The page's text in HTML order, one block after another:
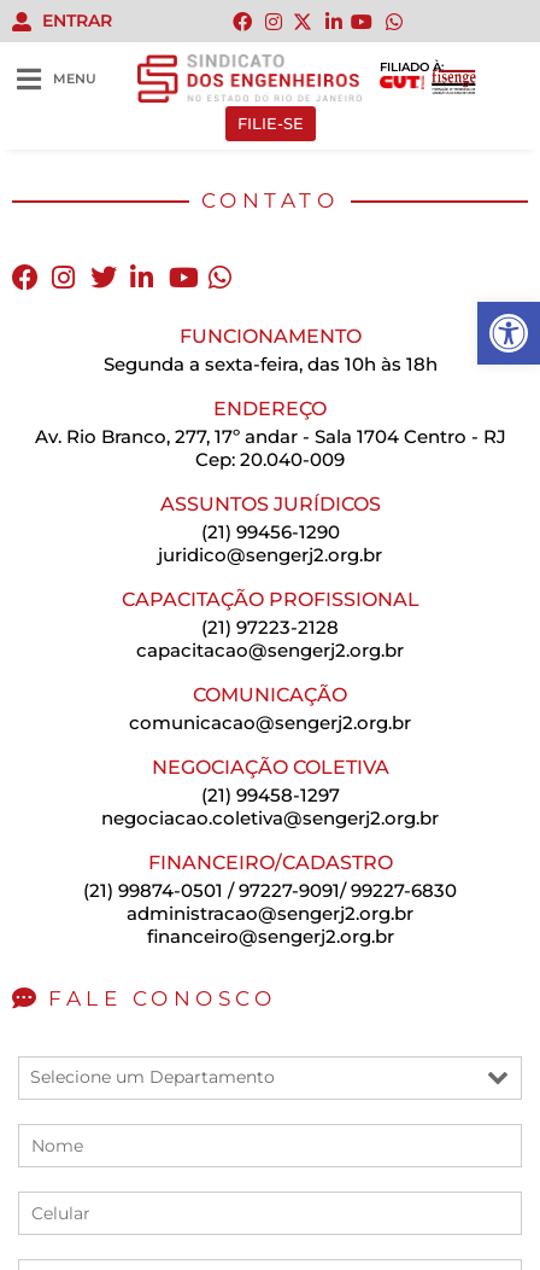
Abrir
ENTRAR
MENU
FILIADO À:
FILIE-SE
CONTATO
FUNCIONAMENTO
Segunda a sexta-feira, das 10h às 18h
ENDEREÇO
Av. Rio Branco, 277, 17º andar - Sala 1704 Centro - RJ
Cep: 20.040-009
ASSUNTOS JURÍDICOS
(21) 99456-1290
juridico@sengerj2.org.br
CAPACITAÇÃO PROFISSIONAL
(21) 97223-2128
capacitacao@sengerj2.org.br
COMUNICAÇÃO
comunicacao@sengerj2.org.br
NEGOCIAÇÃO COLETIVA
(21) 99458-1297
negociacao.coletiva@sengerj2.org.br
FINANCEIRO/CADASTRO
(21) 99874-0501 / 97227-9091/ 99227-6830
administracao@sengerj2.org.br
financeiro@sengerj2.org.br
FALE CONOSCO